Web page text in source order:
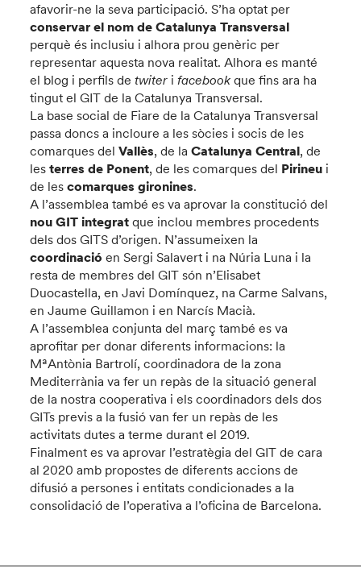
afavorir-ne la seva participació. S’ha optat per
conservar el nom de Catalunya Transversal
perquè és inclusiu i alhora prou genèric per
representar aquesta nova realitat. Alhora es manté
el blog i perfils detwiter ifacebookque fins ara ha
tingut el GIT de la Catalunya Transversal.
La base social de Fiare de la Catalunya Transversal
passa doncs a incloure a les sòcies i socis de les
comarques delVallès, de laCatalunya Central, de
lesterres de Ponent, de les comarques del Pirineu i
de lescomarques gironines.
A l’assemblea també es va aprovar la constitució del
nou GIT integrat que inclou membres procedents
dels dos GITS d’origen. N’assumeixen la
coordinació en Sergi Salavert i na Núria Luna i la
resta de membres del GIT són n’Elisabet
Duocastella, en Javi Domínquez, na Carme Salvans,
en Jaume Guillamon i en Narcís Macià.
A l’assemblea conjunta del març també es va
aprofitar per donar diferents informacions: la
MªAntònia Bartrolí, coordinadora de la zona
Mediterrània va fer un repàs de la situació general
de la nostra cooperativa i els coordinadors dels dos
GITs previs a la fusió van fer un repàs de les
activitats dutes a terme durant el 2019.
Finalment es va aprovar l’estratègia del GIT de cara
al 2020 amb propostes de diferents accions de
difusió a persones i entitats condicionades a la
consolidació de l’operativa a l’oficina de Barcelona.